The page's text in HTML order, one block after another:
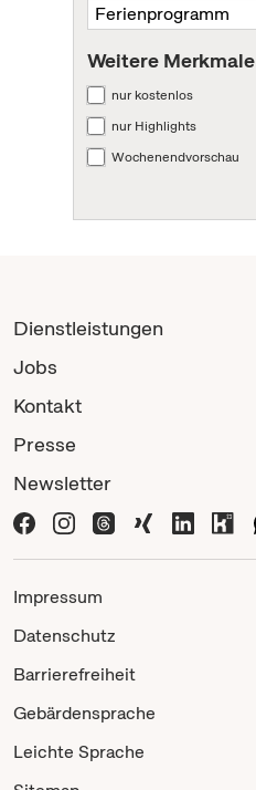
Weitere Merkmale
nur kostenlos
nur Highlights
Wochenendvorschau
Dienstleistungen
Jobs
Kontakt
Presse
Newsletter
Impressum
Datenschutz
Barrierefreiheit
Gebärdensprache
Leichte Sprache